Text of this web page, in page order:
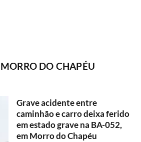
MORRO DO CHAPÉU
Grave acidente entre
caminhão e carro deixa ferido
em estado grave na BA-052,
em Morro do Chapéu